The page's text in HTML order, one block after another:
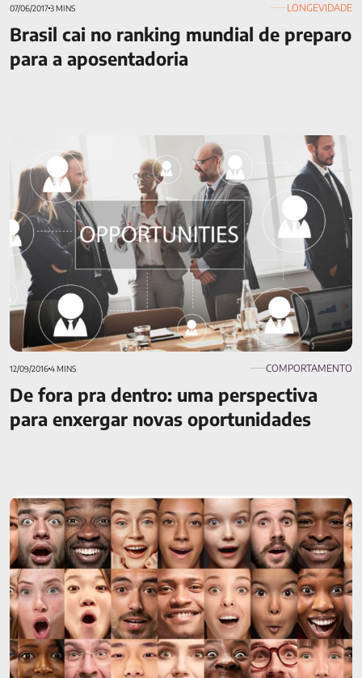
07/06/20173 MINS LONGEVIDADE
Brasil cai no ranking mundial de preparo
para a aposentadoria
De fora pra dentro: uma perspectiva para enxergar novas
oportunidades
12/09/20164 MINS COMPORTAMENTO
De fora pra dentro: uma perspectiva
para enxergar novas oportunidades
Quais são as emoções básicas?